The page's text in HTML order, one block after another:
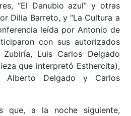
“El Danubio azul” y otras
Dilia Barreto, y “La Cultura a
leída por Antonio de
con sus autorizados
Luis Carlos Delgado
que interpretó Esthercita),
Alberto Delgado y Carlos
que, a la noche siguiente,